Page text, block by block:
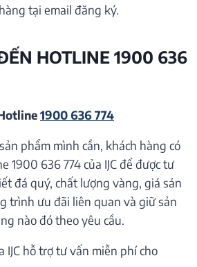
tại email đăng ký.
HOTLINE 1900 636
1900 636 774
phẩm mình cần, khách hàng có
1900 636 774 của IJC để được tư
đá quý, chất lượng vàng, giá sản
trình ưu đãi liên quan và giữ sản
nào đó theo yêu cầu.
IJC hỗ trợ tư vấn miễn phí cho